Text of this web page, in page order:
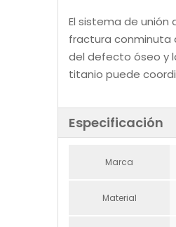
El sistema de
fractura conminuta
del defecto óseo y
titanio puede
Especificación
Marca
Material